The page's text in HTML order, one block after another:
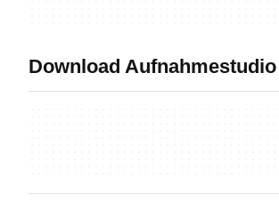
Download